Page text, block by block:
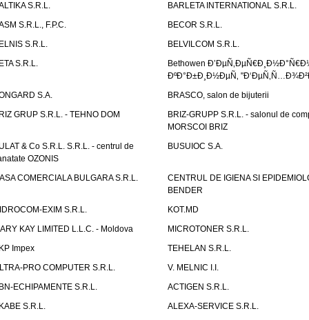
S.R.L.
BARLETA INTERNATIONAL S.R.L.
S.R.L., F.P.C.
BECOR S.R.L.
S.R.L.
BELVILCOM S.R.L.
S.R.L.
Bethowen
ÐºÐ°Ð±Ð¸Ð½ÐµÑ‚
S.A.
BRASCO, salon de bijuterii
GRUP S.R.L. - TEHNO DOM
BRIZ-GRUPP S.R.L. - salonul de
MORSCOI BRIZ
& Co S.R.L. S.R.L. - centrul de
OZONIS
BUSUIOC S.A.
COMERCIALA BULGARA S.R.L.
CENTRUL DE IGIENA SI
BENDER
EXIM S.R.L.
KOT.MD
KAY LIMITED L.L.C. - Moldova
MICROTONER S.R.L.
Impex
TEHELAN S.R.L.
PRO COMPUTER S.R.L.
V. MELNIC I.I.
ECHIPAMENTE S.R.L.
ACTIGEN S.R.L.
S.R.L.
ALEXA-SERVICE S.R.L.